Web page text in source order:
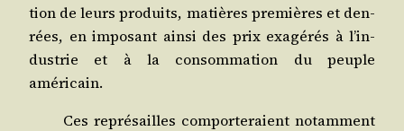
tion de leurs pro­duits, matières pre­mières et den­
rées, en impo­sant ain­si des prix exa­gé­rés à l’in­
dus­trie et à la consom­ma­tion du peuple
américain.
Ces repré­sailles com­por­te­raient notam­ment